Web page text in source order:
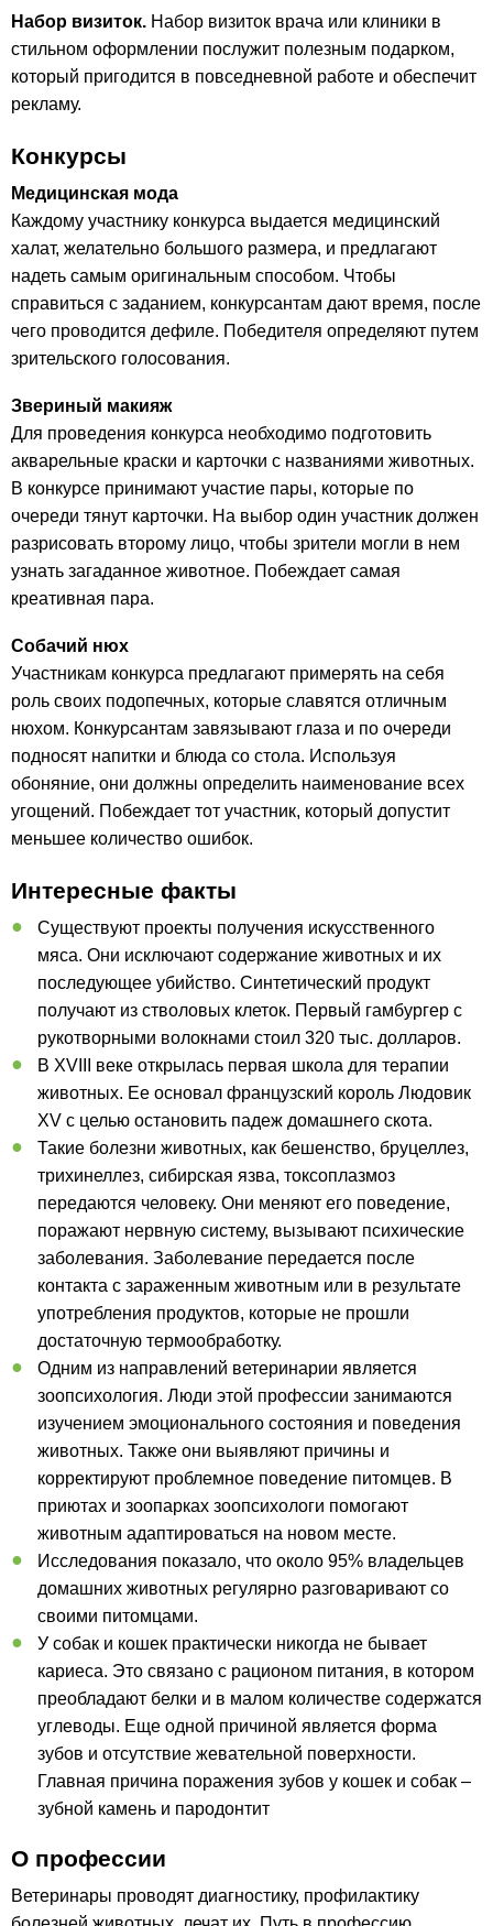
Набор визиток. Набор визиток врача или клиники в
стильном оформлении послужит полезным подарком,
который пригодится в повседневной работе и обеспечит
рекламу.
Конкурсы
Медицинская мода
Каждому участнику конкурса выдается медицинский
халат, желательно большого размера, и предлагают
надеть самым оригинальным способом. Чтобы
справиться с заданием, конкурсантам дают время, после
чего проводится дефиле. Победителя определяют путем
зрительского голосования.
Звериный макияж
Для проведения конкурса необходимо подготовить
акварельные краски и карточки с названиями животных.
В конкурсе принимают участие пары, которые по
очереди тянут карточки. На выбор один участник должен
разрисовать второму лицо, чтобы зрители могли в нем
узнать загаданное животное. Побеждает самая
креативная пара.
Собачий нюх
Участникам конкурса предлагают примерять на себя
роль своих подопечных, которые славятся отличным
нюхом. Конкурсантам завязывают глаза и по очереди
подносят напитки и блюда со стола. Используя
обоняние, они должны определить наименование всех
угощений. Побеждает тот участник, который допустит
меньшее количество ошибок.
Интересные факты
Существуют проекты получения искусственного
мяса. Они исключают содержание животных и их
последующее убийство. Синтетический продукт
получают из стволовых клеток. Первый гамбургер с
рукотворными волокнами стоил 320 тыс. долларов.
В XVIII веке открылась первая школа для терапии
животных. Ее основал французский король Людовик
XV с целью остановить падеж домашнего скота.
Такие болезни животных, как бешенство, бруцеллез,
трихинеллез, сибирская язва, токсоплазмоз
передаются человеку. Они меняют его поведение,
поражают нервную систему, вызывают психические
заболевания. Заболевание передается после
контакта с зараженным животным или в результате
употребления продуктов, которые не прошли
достаточную термообработку.
Одним из направлений ветеринарии является
зоопсихология. Люди этой профессии занимаются
изучением эмоционального состояния и поведения
животных. Также они выявляют причины и
корректируют проблемное поведение питомцев. В
приютах и зоопарках зоопсихологи помогают
животным адаптироваться на новом месте.
Исследования показало, что около 95% владельцев
домашних животных регулярно разговаривают со
своими питомцами.
У собак и кошек практически никогда не бывает
кариеса. Это связано с рационом питания, в котором
преобладают белки и в малом количестве содержатся
углеводы. Еще одной причиной является форма
зубов и отсутствие жевательной поверхности.
Главная причина поражения зубов у кошек и собак –
зубной камень и пародонтит
О профессии
Ветеринары проводят диагностику, профилактику